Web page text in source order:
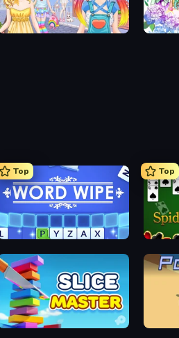
Anime Kawaii Dress Up Girl
Top
Word Wipe
Top
Spider
Slice Master